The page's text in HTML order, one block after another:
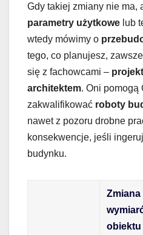
Gdy takiej zmiany nie ma,
parametry użytkowe lub
wtedy mówimy o
tego, co planujesz,
się z fachowcami –
architektem. Oni pomogą
zakwalifikować roboty
nawet z pozoru drobne
konsekwencje, jeśli
budynku.
Zmiana
obiektu